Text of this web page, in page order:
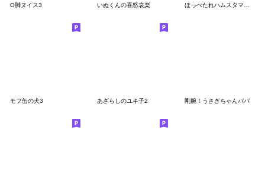
O脚ヌイス3 いぬくんの喜怒哀楽 ほっぺたれハムスタマキチェのスタンプ
モフ缶の犬3 あざらしのユキ子2 剛腕！うさぎちゃんパパ